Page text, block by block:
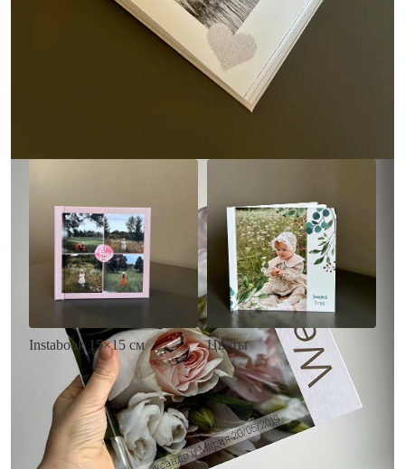
• Декор в стиле
акварельных красок
• Выбор цвета фона
• Загрузка фото и текста
Заказать
Instabook 15×15 см
• Декор на выбор
• Выбор цвета фона
• Загрузка фото и текста
Заказать
Цветы
• Декор цветы
• Выбор цвета фона
• Загрузка фото и текста
Заказать